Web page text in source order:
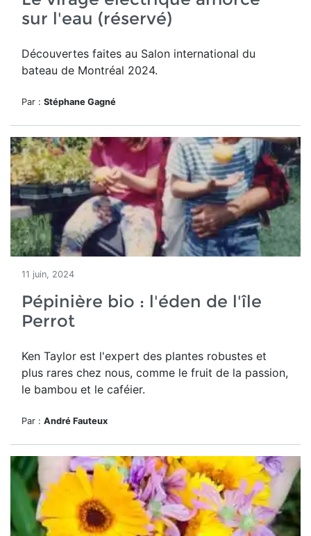
sur l'eau (réservé)
Découvertes faites au Salon international du
bateau de Montréal 2024.
Par : Stéphane Gagné
11 juin, 2024
Pépinière bio : l'éden de l'île
Perrot
Ken Taylor est l'expert des plantes robustes et
plus rares chez nous, comme le fruit de la passion,
le bambou et le caféier.
Par : André Fauteux